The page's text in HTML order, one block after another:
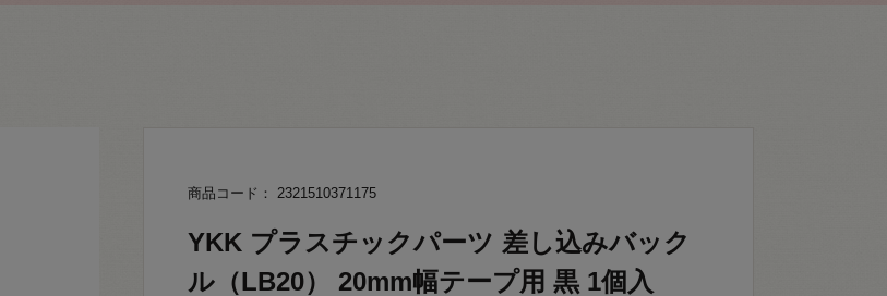
商品コード： 2321510371175
YKK プラスチックパーツ 差し込みバック
ル（LB20） 20mm幅テープ用 黒 1個入